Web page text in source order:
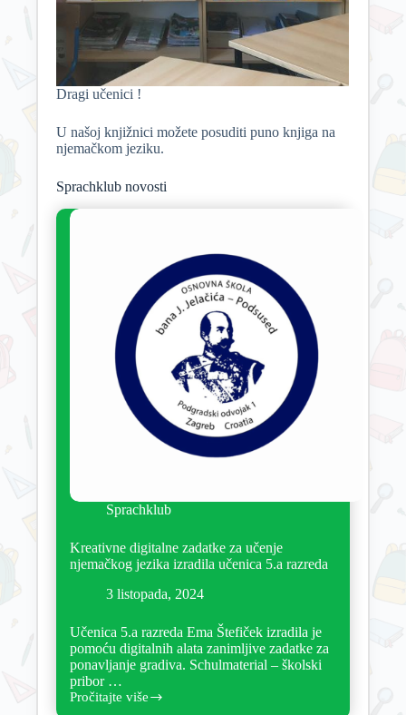
Dragi učenici !
U našoj knjižnici možete posuditi puno knjiga na
njemačkom jeziku.
Sprachklub novosti
Sprachklub
Kreativne digitalne zadatke za učenje
njemačkog jezika izradila učenica 5.a razreda
3 listopada, 2024
Učenica 5.a razreda Ema Štefiček izradila je
pomoću digitalnih alata zanimljive zadatke za
ponavljanje gradiva. Schulmaterial – školski
pribor …
Pročitajte više